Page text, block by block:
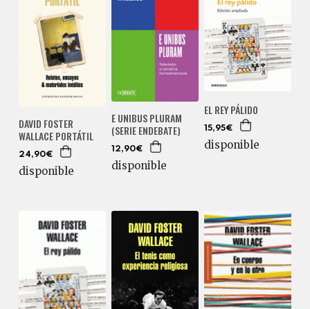
DAVID FOSTER
WALLACE PORTÁTIL
24,90€
disponible
E UNIBUS PLURAM
(SERIE ENDEBATE)
12,90€
disponible
EL REY PÁLIDO
15,95€
disponible